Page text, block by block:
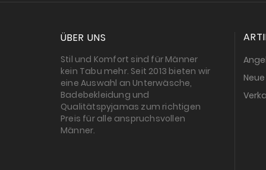
ÜBER UNS
Stil und Komfort sind für Männer
kein Tabu mehr. Seit 2013 bieten wir
eine Auswahl an Unterwäsche,
Badebekleidung und
Qualitätspyjamas zum richtigen
Preis für alle anspruchsvollen
Männer.